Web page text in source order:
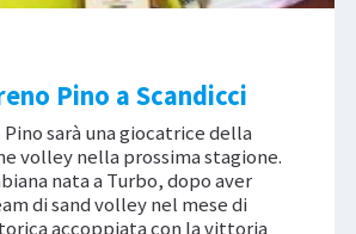
Pino a Scandicci
sarà una giocatrice della
volley nella prossima stagione.
nata a Turbo, dopo aver
di sand volley nel mese di
accoppiata con la vittoria